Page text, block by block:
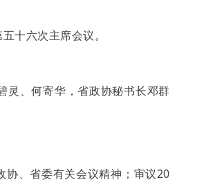
十六次主席会议。
灵、何寄华，省政协秘书长邓群
协、省委有关会议精神；审议20